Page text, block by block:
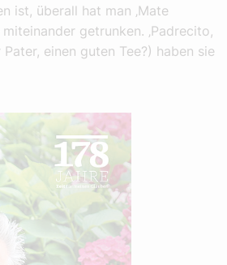
ist, überall hat man ‚Mate
miteinander getrunken. ‚Padrecito,
einen guten Tee?) haben sie